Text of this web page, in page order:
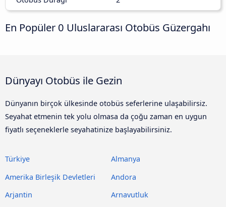
En Popüler 0 Uluslararası Otobüs Güzergahı
Dünyayı Otobüs ile Gezin
Dünyanın birçok ülkesinde otobüs seferlerine ulaşabilirsiz.
Seyahat etmenin tek yolu olmasa da çoğu zaman en uygun
fiyatlı seçeneklerle seyahatinize başlayabilirsiniz.
Türkiye
Almanya
Amerika Birleşik Devletleri
Andora
Arjantin
Arnavutluk